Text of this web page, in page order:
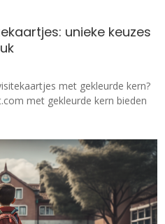
unieke keuzes
met gekleurde kern?
met gekleurde kern bieden